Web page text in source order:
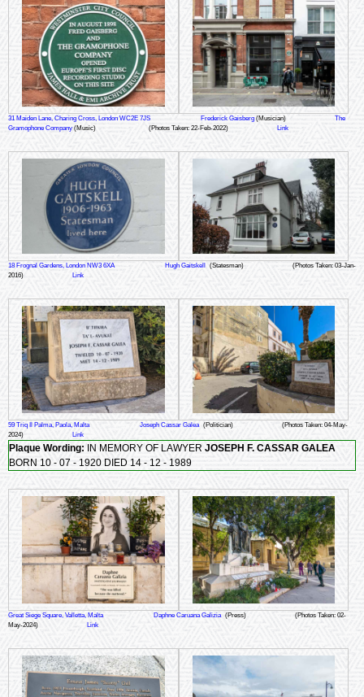
31 Maiden Lane, Charing Cross, London WC2E 7JS Frederick Gaisberg (Musician)
The
Gramophone Company (Music) (Photos Taken: 22-Feb-2022) Link
18 Frognal Gardens, London NW3 6XA Hugh Gaitskell (Statesman)
(Photos Taken: 03-Jan-
2016)
Link
59 Triq Il Palma, Paola, Malta Joseph Cassar Galea (Politician)
(Photos Taken: 04-May-
2024)
Link
Plaque Wording: IN MEMORY OF LAWYER JOSEPH F. CASSAR GALEA
BORN 10 - 07 - 1920 DIED 14 - 12 - 1989
Great Siege Square, Valletta, Malta Daphne Caruana Galizia (Press)
(Photos Taken: 02-
May-2024)
Link